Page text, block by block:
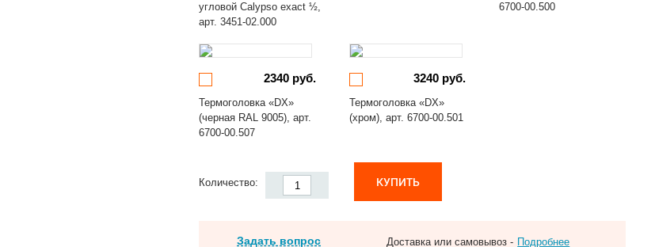
угловой Calypso exact ½,
арт. 3451-02.000
6700-00.500
2340 руб.
Термоголовка «DX»
(черная RAL 9005), арт.
6700-00.507
3240 руб.
Термоголовка «DX»
(хром), арт. 6700-00.501
Количество: КУПИТЬ
Задать вопрос Доставка или самовывоз - Подробнее